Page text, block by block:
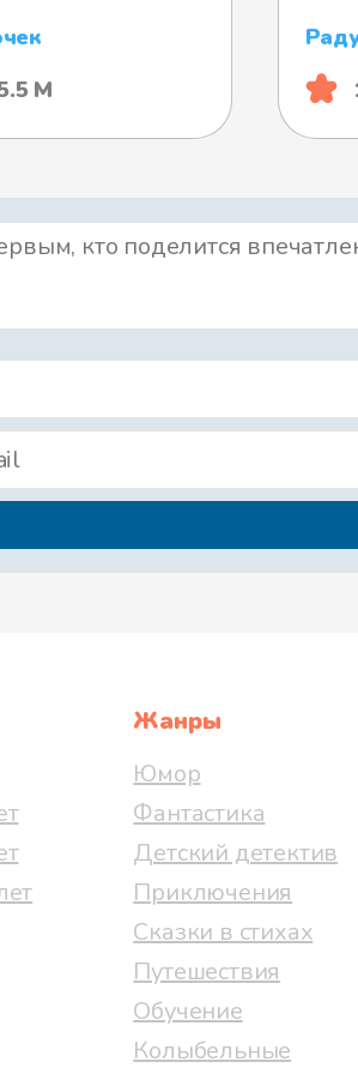
М
Жанры
Юмор
Фантастика
Детский детектив
Приключения
Сказки в стихах
Путешествия
Обучение
Колыбельные